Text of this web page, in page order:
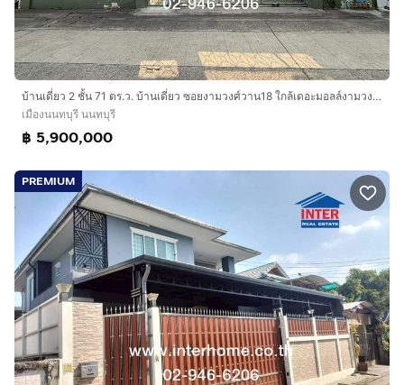
บ้านเดี่ยว 2 ชั้น 71 ตร.ว. บ้านเดี่ยว ซอยงามวงศ์วาน18 ใกล้เดอะมอลล์งามวงศ์วาน ถนนงามวงศ์วาน ถนนประชาชื่น เมืองนนทบุรี นนทบุรี
เมืองนนทบุรี นนทบุรี
฿ 5,900,000
PREMIUM